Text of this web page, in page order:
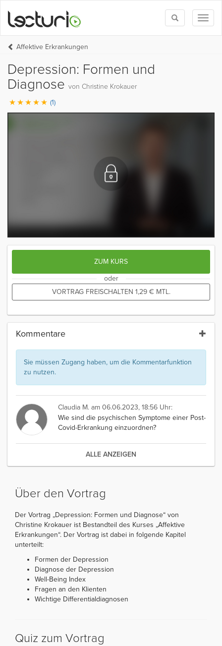
Toggle
search
Affektive Erkrankungen
Depression: Formen und
Diagnose von Christine Krokauer
(1)
ZUM KURS
oder
VORTRAG FREISCHALTEN 1,29 € MTL.
Kommentare
Sie müssen Zugang haben, um die Kommentarfunktion
zu nutzen.
Claudia M. am 06.06.2023, 18:56 Uhr:
Wie sind die psychischen Symptome einer Post-
Covid-Erkrankung einzuordnen?
ALLE ANZEIGEN
Über den Vortrag
Der Vortrag „Depression: Formen und Diagnose“ von
Christine Krokauer ist Bestandteil des Kurses „Affektive
Erkrankungen“. Der Vortrag ist dabei in folgende Kapitel
unterteilt:
Formen der Depression
Diagnose der Depression
Well-Being Index
Fragen an den Klienten
Wichtige Differentialdiagnosen
Quiz zum Vortrag